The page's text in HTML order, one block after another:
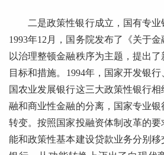
二是政策性银行成立，国有专业
1993年12月，国务院发布了《关于金
以治理整顿金融秩序为主题，提出
目标和措施。1994年，国家开发银
国农业发展银行这三大政策性银行
融和商业性金融的分离，国家专业
转变。按照国家投融资体制改革的
能和政策性基本建设贷款业务分别